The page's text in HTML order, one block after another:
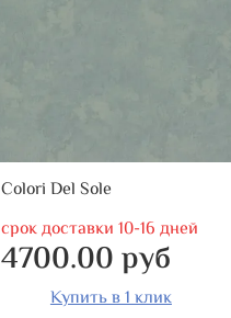
Colori Del Sole
срок доставки 10-16 дней
4700.00 руб
Купить в 1 клик